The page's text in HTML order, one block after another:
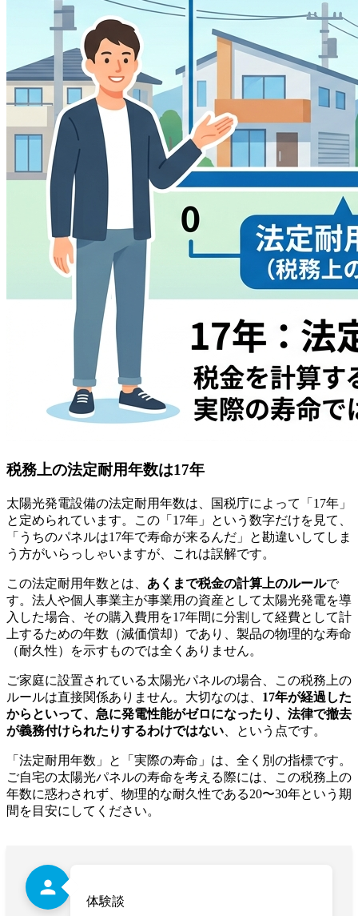
税務上の法定耐用年数は17年
太陽光発電設備の法定耐用年数は、国税庁によって「17年」
と定められています。この「17年」という数字だけを見て、
「うちのパネルは17年で寿命が来るんだ」と勘違いしてしま
う方がいらっしゃいますが、これは誤解です。
この法定耐用年数とは、 あくまで税金の計算上のルールで
す。法人や個人事業主が事業用の資産として太陽光発電を導
入した場合、その購入費用を17年間に分割して経費として計
上するための年数（減価償却）であり、製品の物理的な寿命
（耐久性）を示すものでは全くありません。
ご家庭に設置されている太陽光パネルの場合、この税務上の
ルールは直接関係ありません。大切なのは、 17年が経過した
からといって、急に発電性能がゼロになったり、法律で撤去
が義務付けられたりするわけではない 、という点です。
「法定耐用年数」と「実際の寿命」は、全く別の指標です。
ご自宅の太陽光パネルの寿命を考える際には、この税務上の
年数に惑わされず、物理的な耐久性である20〜30年という期
間を目安にしてください。
person
体験談